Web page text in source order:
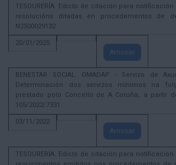
TESOURERÍA. Edicto de citación para
resolucións ditadas en procedementos de
N2500029132
20/01/2025
Amosar
BENESTAR SOCIAL. OMADAP - Servizo de
Determinación dos servizos mínimos na
prestado polo Concello de A Coruña, a partir
105/2022/7331
03/11/2022
Amosar
TESOURERÍA. Edicto de citación para